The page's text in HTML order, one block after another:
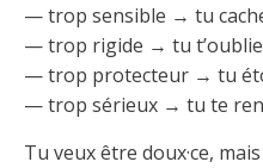
— trop sensible → tu
— trop rigide → tu
— trop protecteur → tu
— trop sérieux → tu te
Tu veux être doux·ce,